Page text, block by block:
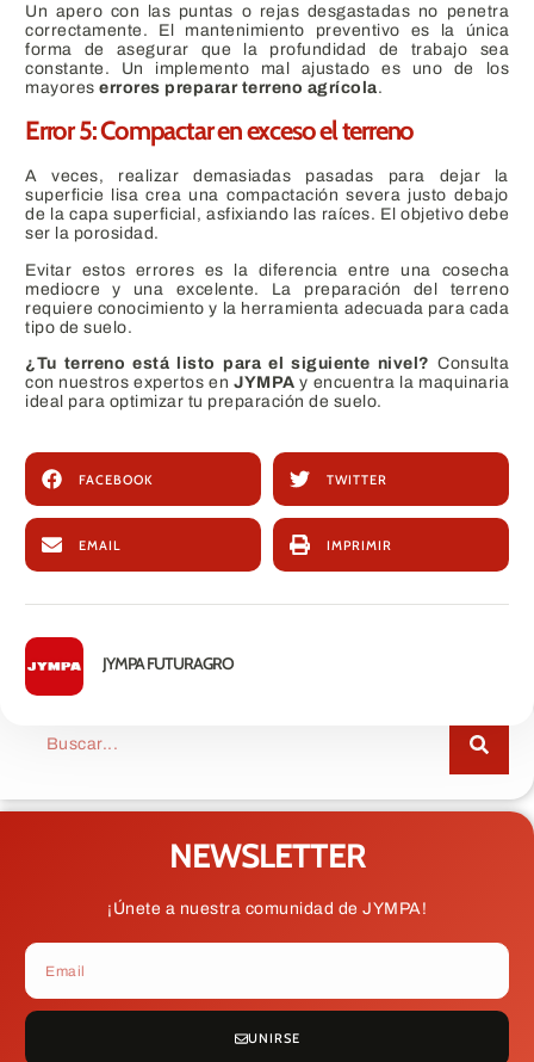
Un apero con las puntas o rejas desgastadas no penetra
correctamente. El mantenimiento preventivo es la única
forma de asegurar que la profundidad de trabajo sea
constante. Un implemento mal ajustado es uno de los
mayores errores preparar terreno agrícola.
Error 5: Compactar en exceso el terreno
A veces, realizar demasiadas pasadas para dejar la
superficie lisa crea una compactación severa justo debajo
de la capa superficial, asfixiando las raíces. El objetivo debe
ser la porosidad.
Evitar estos errores es la diferencia entre una cosecha
mediocre y una excelente. La preparación del terreno
requiere conocimiento y la herramienta adecuada para cada
tipo de suelo.
¿Tu terreno está listo para el siguiente nivel? Consulta
con nuestros expertos en JYMPA y encuentra la maquinaria
ideal para optimizar tu preparación de suelo.
FACEBOOK TWITTER
EMAIL IMPRIMIR
JYMPA FUTURAGRO
NEWSLETTER
¡Únete a nuestra comunidad de JYMPA!
UNIRSE